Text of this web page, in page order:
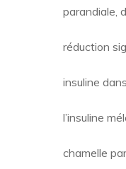
parandiale,
réduction
insuline
l’insuline
chamelle